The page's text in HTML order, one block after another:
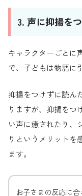
3. 声に抑揚を
キャラクターごとに
で、子どもは物語に
抑揚をつけずに読ん
りますが、抑揚をつ
い声に癒されたり、
りというメリットを
ます。
お子さまの反応に